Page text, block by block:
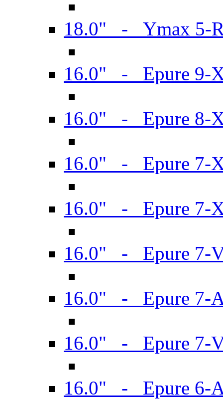
18.0" - Ymax 5-
16.0" - Epure 9-
16.0" - Epure 8-
16.0" - Epure 7-
16.0" - Epure 7-
16.0" - Epure 7-
16.0" - Epure 7-
16.0" - Epure 7-
16.0" - Epure 6-